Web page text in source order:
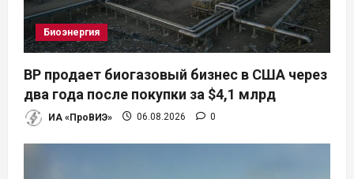
а
п
и
с
Биоэнергия
BP продает биогазовый бизнес в США через
два года после покупки за $4,1 млрд
ИА «ПроВИЭ» 06.08.2026 0